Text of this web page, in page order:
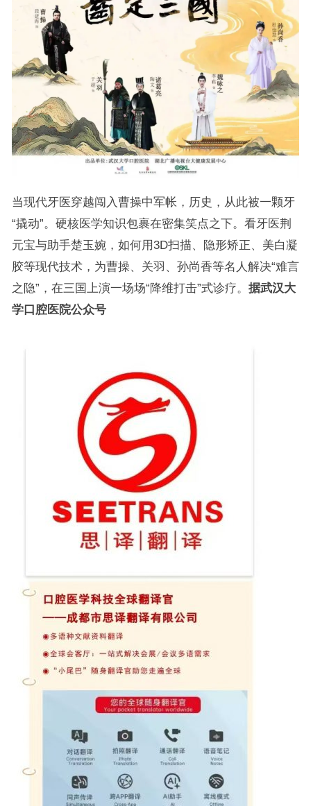
当现代牙医穿越闯入曹操中军帐，历史，从此被一颗牙
“撬动”。硬核医学知识包裹在密集笑点之下。看牙医荆
元宝与助手楚玉婉，如何用3D扫描、隐形矫正、美白凝
胶等现代技术，为曹操、关羽、孙尚香等名人解决“难言
之隐”，在三国上演一场场“降维打击”式诊疗。 据武汉大
学口腔医院公众号